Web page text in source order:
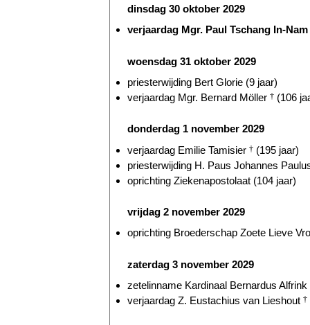
dinsdag 30 oktober 2029
verjaardag Mgr. Paul Tschang In-Nam
woensdag 31 oktober 2029
priesterwijding Bert Glorie (9 jaar)
verjaardag Mgr. Bernard Möller † (106
donderdag 1 november 2029
verjaardag Emilie Tamisier † (195 jaar)
priesterwijding H. Paus Johannes
oprichting Ziekenapostolaat (104 jaar)
vrijdag 2 november 2029
oprichting Broederschap Zoete Lieve
zaterdag 3 november 2029
zetelinname Kardinaal Bernardus Alfrink
verjaardag Z. Eustachius van Lieshout †